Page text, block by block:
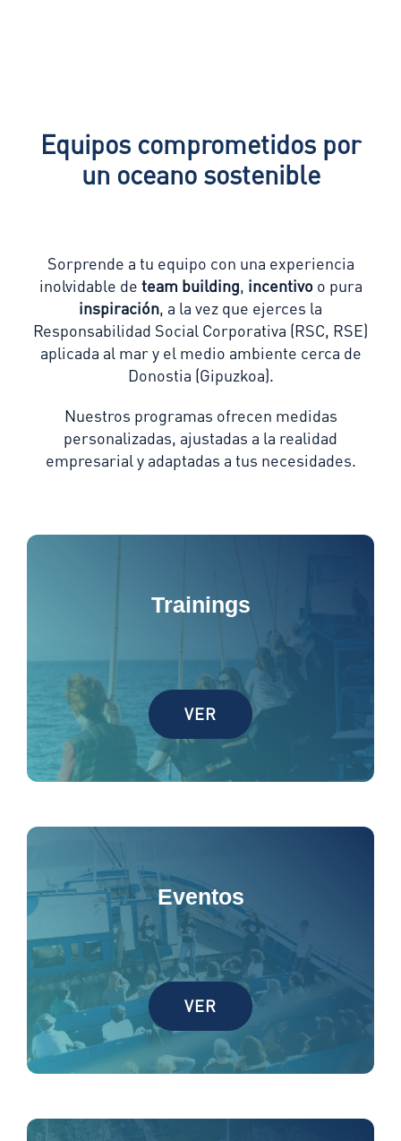
Equipos comprometidos por
un oceano sostenible
Sorprende a tu equipo con una experiencia
inolvidable de team building, incentivo o pura
inspiración, a la vez que ejerces la
Responsabilidad Social Corporativa (RSC, RSE)
aplicada al mar y el medio ambiente cerca de
Donostia (Gipuzkoa).
Nuestros programas ofrecen medidas
personalizadas, ajustadas a la realidad
empresarial y adaptadas a tus necesidades.
Trainings
VER
Eventos
VER